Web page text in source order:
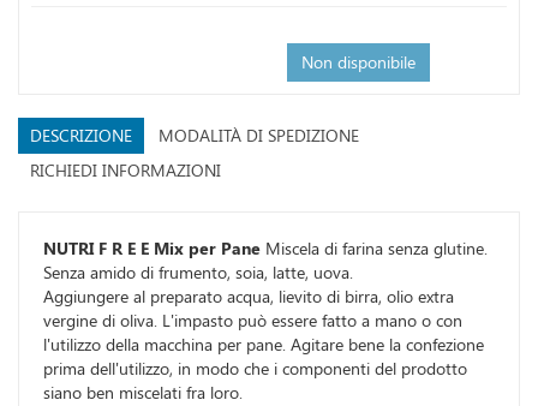
Non disponibile
DESCRIZIONE
MODALITÀ DI SPEDIZIONE
RICHIEDI INFORMAZIONI
NUTRI F R E E Mix per Pane Miscela di farina senza glutine.
Senza amido di frumento, soia, latte, uova.
Aggiungere al preparato acqua, lievito di birra, olio extra
vergine di oliva. L'impasto può essere fatto a mano o con
l'utilizzo della macchina per pane. Agitare bene la confezione
prima dell'utilizzo, in modo che i componenti del prodotto
siano ben miscelati fra loro.